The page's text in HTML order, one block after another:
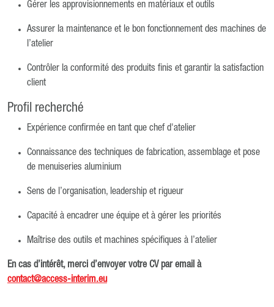
Gérer les approvisionnements en matériaux et outils
Assurer la maintenance et le bon fonctionnement des machines de
l’atelier
Contrôler la conformité des produits finis et garantir la satisfaction
client
Profil recherché
Expérience confirmée en tant que chef d'atelier
Connaissance des techniques de fabrication, assemblage et pose
de menuiseries aluminium
Sens de l’organisation, leadership et rigueur
Capacité à encadrer une équipe et à gérer les priorités
Maîtrise des outils et machines spécifiques à l’atelier
En cas d’intérêt, merci d’envoyer votre CV par email à
contact@access-interim.eu